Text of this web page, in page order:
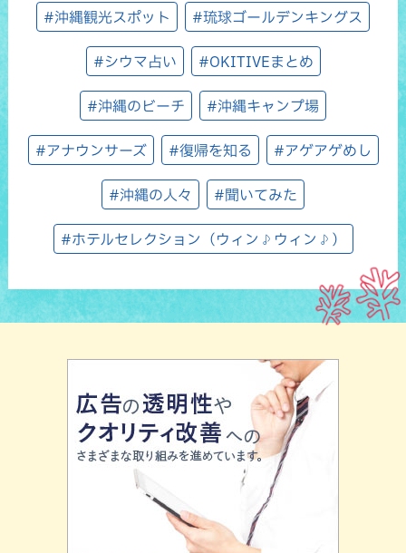
#沖縄観光スポット #琉球ゴールデンキングス
#シウマ占い #OKITIVEまとめ
#沖縄のビーチ #沖縄キャンプ場
#アナウンサーズ #復帰を知る #アゲアゲめし
#沖縄の人々 #聞いてみた
#ホテルセレクション（ウィン♪ウィン♪）